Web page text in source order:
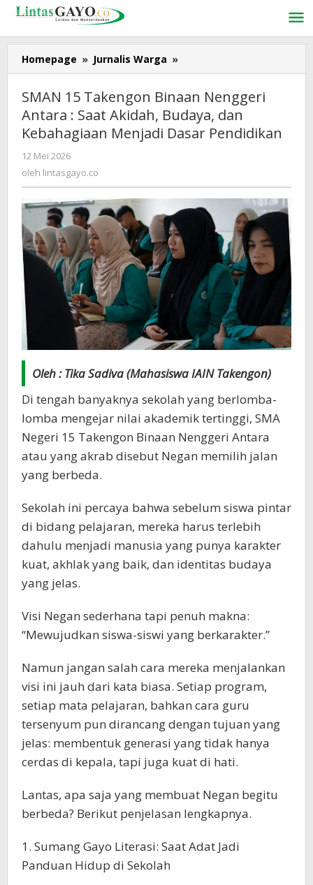
Lewati
konten
Homepage » Jurnalis Warga »
15
Binaan
Nenggeri
Antara
Budaya,
dan
Kebahagiaan
Menjadi
Dasar
Pendidikan
SMAN 15 Takengon Binaan Nenggeri
Antara : Saat Akidah, Budaya, dan
Kebahagiaan Menjadi Dasar Pendidikan
12 Mei 2026
lintasgayo.co
oleh lintasgayo.co
Oleh : Tika Sadiva (Mahasiswa IAIN Takengon)
Di tengah banyaknya sekolah yang berlomba-
lomba mengejar nilai akademik tertinggi, SMA
Negeri 15 Takengon Binaan Nenggeri Antara
atau yang akrab disebut Negan memilih jalan
yang berbeda.
Sekolah ini percaya bahwa sebelum siswa pintar
di bidang pelajaran, mereka harus terlebih
dahulu menjadi manusia yang punya karakter
kuat, akhlak yang baik, dan identitas budaya
yang jelas.
Visi Negan sederhana tapi penuh makna:
“Mewujudkan siswa-siswi yang berkarakter.”
Namun jangan salah cara mereka menjalankan
visi ini jauh dari kata biasa. Setiap program,
setiap mata pelajaran, bahkan cara guru
tersenyum pun dirancang dengan tujuan yang
jelas: membentuk generasi yang tidak hanya
cerdas di kepala, tapi juga kuat di hati.
Lantas, apa saja yang membuat Negan begitu
berbeda? Berikut penjelasan lengkapnya.
1. Sumang Gayo Literasi: Saat Adat Jadi
Panduan Hidup di Sekolah